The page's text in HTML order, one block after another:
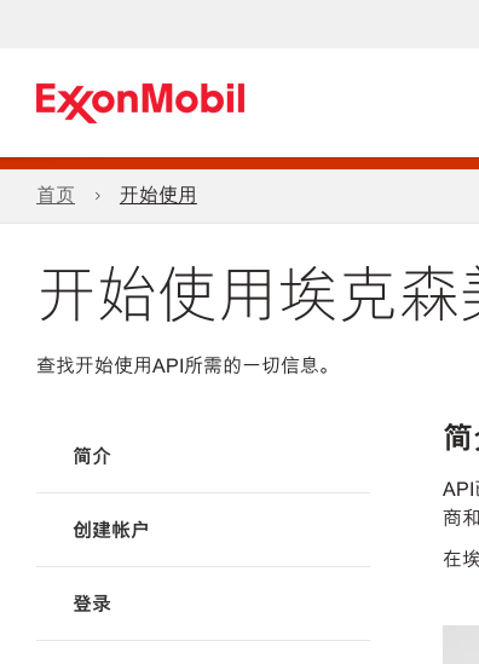
首页 开始使用
开始使用埃克森
查找开始使用API所需的一切信息。
简介
创建帐户
登录
API
商
在